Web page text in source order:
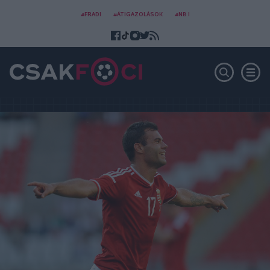
#FRADI #ÁTIGAZOLÁSOK #NB I